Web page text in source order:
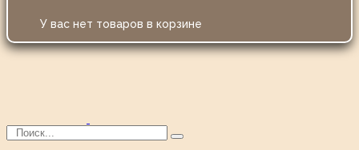
У вас нет товаров в корзине